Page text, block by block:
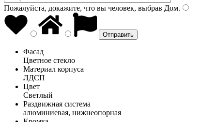
Пожалуйста, докажите, что вы человек, выбрав Дом.
Фасад
Цветное стекло
Материал корпуса
ЛДСП
Цвет
Светлый
Раздвижная система
алюминиевая, нижнеопорная